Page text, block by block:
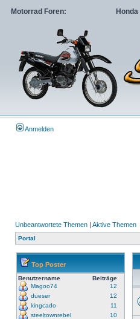
Motorrad Foren: Honda
Anmelden
Unbeantwortete Themen | Aktive Themen
Portal
Top Poster
Benutzername
Beiträge
Magoo74
12
dueser
12
kingcado
11
steeltownrebel
10